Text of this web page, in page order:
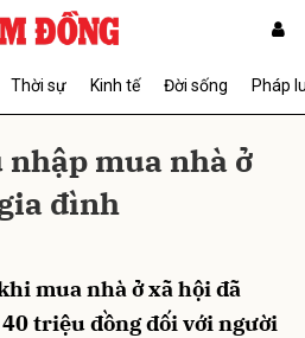
Thời sự Kinh tế Đời sống Pháp
mua nhà ở
đình
mua nhà ở xã hội đã
triệu đồng đối với người